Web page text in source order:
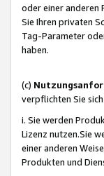
oder einer anderen
Sie Ihren privaten
Tag-Parameter
haben.
(c)
verpflichten Sie
i. Sie werden
Lizenz nutzen.Sie
einer anderen
Produkten und